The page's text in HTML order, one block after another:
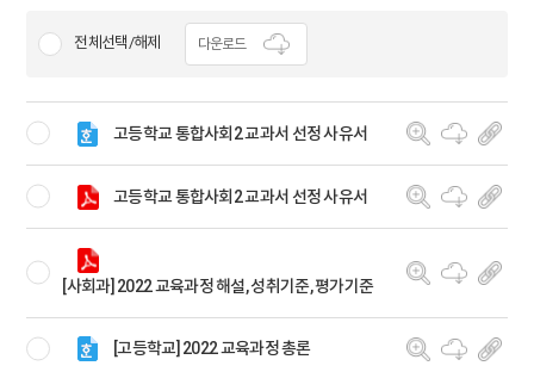
전체선택/해제 다운로드
고등학교 통합사회2 교과서 선정 사유서
고등학교 통합사회2 교과서 선정 사유서
[사회과] 2022 교육과정 해설, 성취기준, 평가기준
[고등학교] 2022 교육과정 총론